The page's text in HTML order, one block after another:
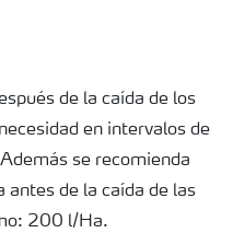
de la caída de los
en intervalos de
se recomienda
antes de la caída de las
200 l/Ha.